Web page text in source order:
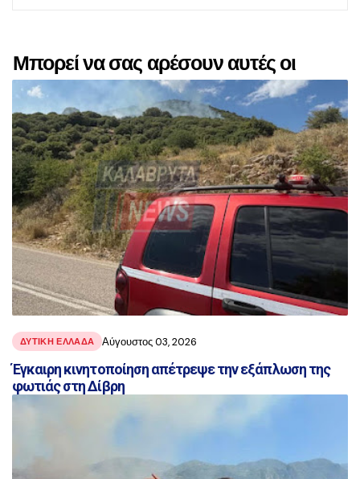
Μπορεί να σας αρέσουν αυτές οι
αναρτήσεις
ΔΥΤΙΚΗ ΕΛΛΑΔΑ Αύγουστος 03, 2026
Έγκαιρη κινητοποίηση απέτρεψε την εξάπλωση της
φωτιάς στη Δίβρη